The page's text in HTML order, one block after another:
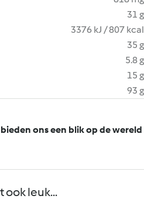
31 g
3376 kJ / 807 kcal
35 g
5.8 g
15 g
93 g
ons een blik op de wereld
ook leuk...